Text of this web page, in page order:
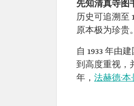
先知清真寺图
历史可追溯至
原本极为珍贵。
自 1933 年由
到高度重视，
年， 法赫德·